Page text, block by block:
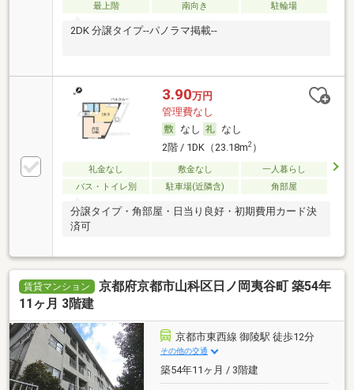
最上階
南向き 駐輪場
2DK 分譲タイプ--パノラマ掲載--
3.90万円
管理費なし
なし
なし
2階 / 1DK（23.18m2）
礼金なし 敷金なし
一人暮らし
バス・トイレ別
駐車場(近隣含) 角部屋
分譲タイプ・角部屋・日当り良好・初期費用カード決
済可
賃貸マンション
京都府京都市山科区日ノ岡夷谷町 築54年
11ヶ月 3階建
京都市東西線 御陵駅 徒歩12分
その他の交通
築54年11ヶ月 / 3階建